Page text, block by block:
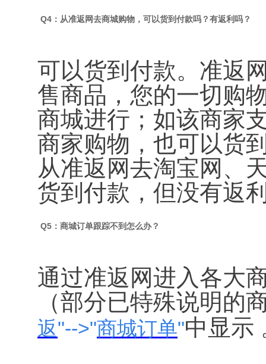
Q4：从准返网去商城购物，可以货到付款吗？有返利吗？
可以货到付款。准返
售商品，您的一切购
商城进行；如该商家
商家购物，也可以货
从准返网去淘宝网、
货到付款，但没有返
Q5：商城订单跟踪不到怎么办？
通过准返网进入各大
（部分已特殊说明的
返"-->"商城订单"中显示